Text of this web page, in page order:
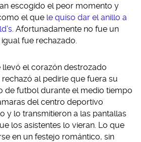
escogido el peor momento y
el que le quiso dar el anillo a
. Afortunadamente no fue un
fue rechazado.
llevó el corazón destrozado
al pedirle que fuera su
de futbol durante el medio tiempo
del centro deportivo
y lo transmitieron a las pantallas
los asistentes lo vieran. Lo que
en un festejo romántico, sin